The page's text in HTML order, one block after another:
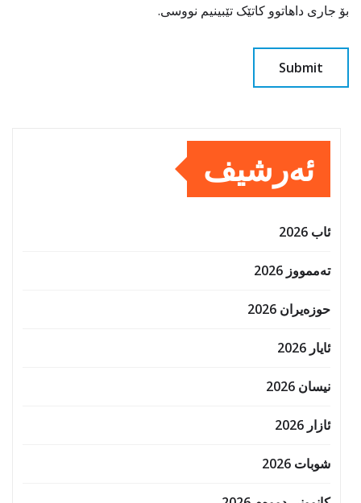
بۆ جاری داهاتوو کاتێک تێبینیم نووسی.
ئەرشیف
ئاب 2026
تەممووز 2026
حوزه‌یران 2026
ئایار 2026
نیسان 2026
ئازار 2026
شوبات 2026